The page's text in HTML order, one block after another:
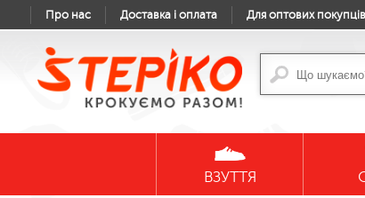
Про нас Доставка і оплата Для оптових покупців
ВЗУТТЯ